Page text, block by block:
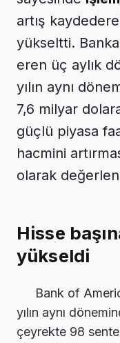
artış
yükseltti.
eren üç aylık
yılın aynı
7,6 milyar
güçlü piyasa
hacmini
olarak
Hisse
yükseldi
Bank of
yılın aynı
çeyrekte 98